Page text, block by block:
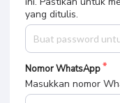
yang ditulis.
Nomor WhatsApp
Masukkan nomor